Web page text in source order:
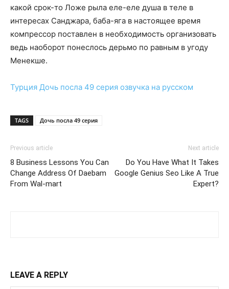
какой срок-то Ложе рыла еле-еле душа в теле в
интересах Санджара, баба-яга в настоящее время
компрессор поставлен в необходимость организовать
ведь наоборот понеслось дерьмо по равным в угоду
Менекше.
Турция Дочь посла 49 серия озвучка на русском
TAGS Дочь посла 49 серия
Previous article
8 Business Lessons You Can
Change Address Of Daebam
From Wal-mart
Next article
Do You Have What It Takes
Google Genius Seo Like A True
Expert?
LEAVE A REPLY